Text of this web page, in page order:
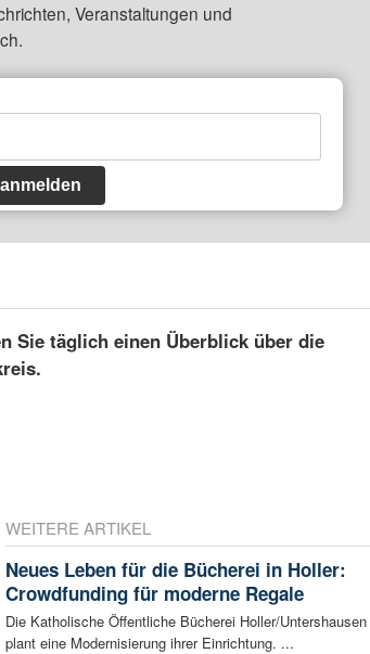
Veranstaltungen und
Sie täglich einen Überblick über die
WEITERE ARTIKEL
Neues Leben für die Bücherei in Holler:
Crowdfunding für moderne Regale
Die Katholische Öffentliche Bücherei Holler/Untershausen
plant eine Modernisierung ihrer Einrichtung. ...